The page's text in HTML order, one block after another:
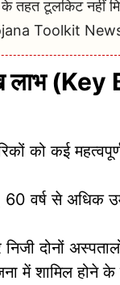
के तहत टूलकिट
Toolkit
लाभ
को कई
वर्ष से अधिक
दोनों
में शामिल होने